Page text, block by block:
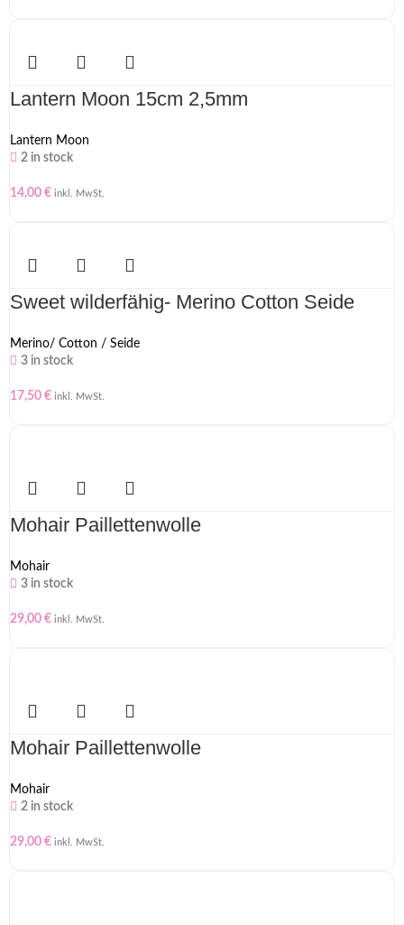
Lantern Moon 15cm 2,5mm
Lantern Moon
2 in stock
14,00 € inkl. MwSt.
Sweet wilderfähig- Merino Cotton Seide
Merino/ Cotton / Seide
3 in stock
17,50 € inkl. MwSt.
Mohair Paillettenwolle
Mohair
3 in stock
29,00 € inkl. MwSt.
Mohair Paillettenwolle
Mohair
2 in stock
29,00 € inkl. MwSt.